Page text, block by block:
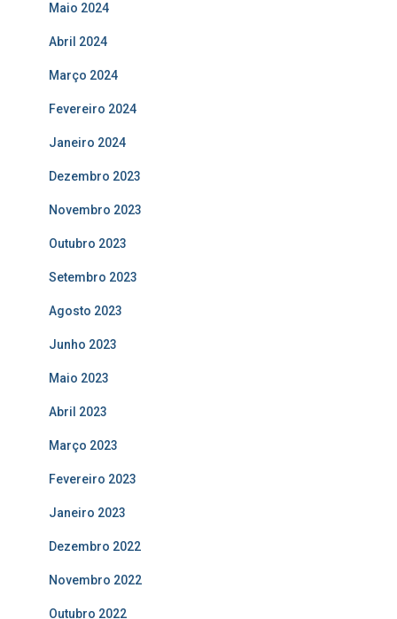
Maio 2024
Abril 2024
Março 2024
Fevereiro 2024
Janeiro 2024
Dezembro 2023
Novembro 2023
Outubro 2023
Setembro 2023
Agosto 2023
Junho 2023
Maio 2023
Abril 2023
Março 2023
Fevereiro 2023
Janeiro 2023
Dezembro 2022
Novembro 2022
Outubro 2022